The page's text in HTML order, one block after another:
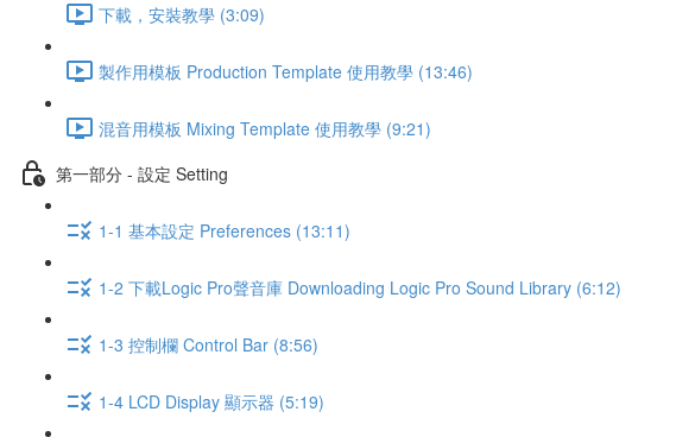
下載，安裝教學 (3:09)
製作用模板 Production Template 使用教學 (13:46)
混音用模板 Mixing Template 使用教學 (9:21)
第一部分 - 設定 Setting
1-1 基本設定 Preferences (13:11)
1-2 下載Logic Pro聲音庫 Downloading Logic Pro Sound Library (6:12)
1-3 控制欄 Control Bar (8:56)
1-4 LCD Display 顯示器 (5:19)